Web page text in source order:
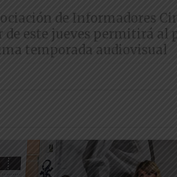
de Informadores
este jueves permitirá al
temporada audiovisual